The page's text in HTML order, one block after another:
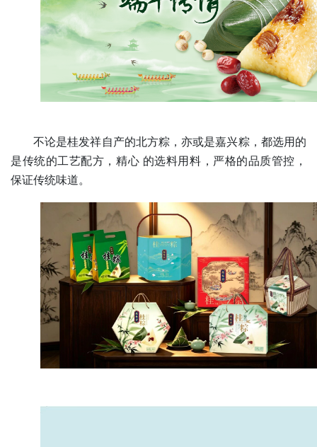
不论是桂发祥自产的北方粽，亦或是嘉兴粽，都选用的
是传统的工艺配方，精心 的选料用料，严格的品质管控，
保证传统味道。